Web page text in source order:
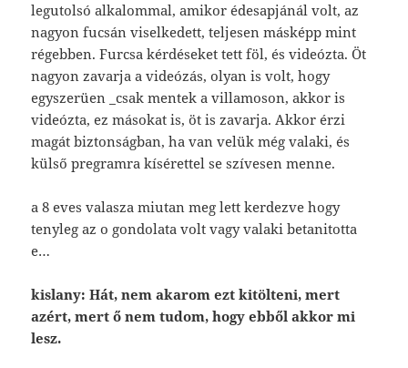
legutolsó alkalommal, amikor édesapjánál volt, az
nagyon fucsán viselkedett, teljesen másképp mint
régebben. Furcsa kérdéseket tett föl, és videózta. Öt
nagyon zavarja a videózás, olyan is volt, hogy
egyszerüen _csak mentek a villamoson, akkor is
videózta, ez másokat is, öt is zavarja. Akkor érzi
magát biztonságban, ha van velük még valaki, és
külső pregramra kísérettel se szívesen menne.
a 8 eves valasza miutan meg lett kerdezve hogy
tenyleg az o gondolata volt vagy valaki betanitotta
e…
kislany: Hát, nem akarom ezt kitölteni, mert
azért, mert ő nem tudom, hogy ebből akkor mi
lesz.